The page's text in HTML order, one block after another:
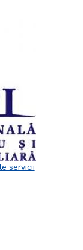
servicii